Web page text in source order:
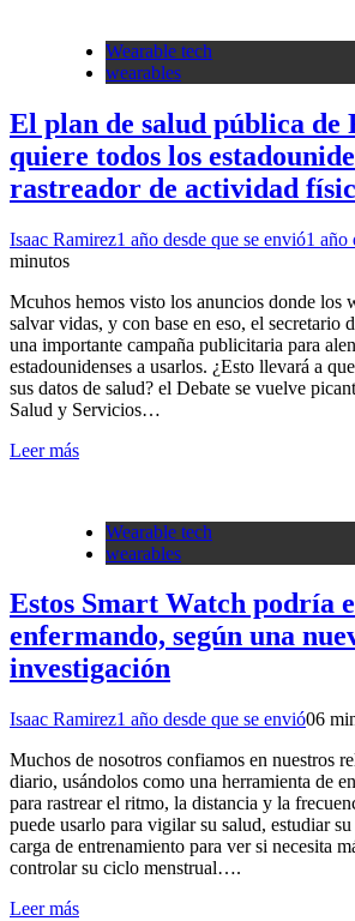
Wearable tech
wearables
El plan de salud pública de
quiere todos los
rastreador de actividad
Isaac Ramirez1 año desde que se envió1 año
minutos
Mcuhos hemos visto los anuncios donde los
salvar vidas, y con base en eso, el secretario
una importante campaña publicitaria para
estadounidenses a usarlos. ¿Esto llevará a
sus datos de salud? el Debate se vuelve
Salud y Servicios…
Leer más
Wearable tech
wearables
Estos Smart Watch podría
enfermando, según una
investigación
Isaac Ramirez1 año desde que se envió06
Muchos de nosotros confiamos en nuestros
diario, usándolos como una herramienta de
para rastrear el ritmo, la distancia y la
puede usarlo para vigilar su salud, estudiar
carga de entrenamiento para ver si necesita
controlar su ciclo menstrual….
Leer más